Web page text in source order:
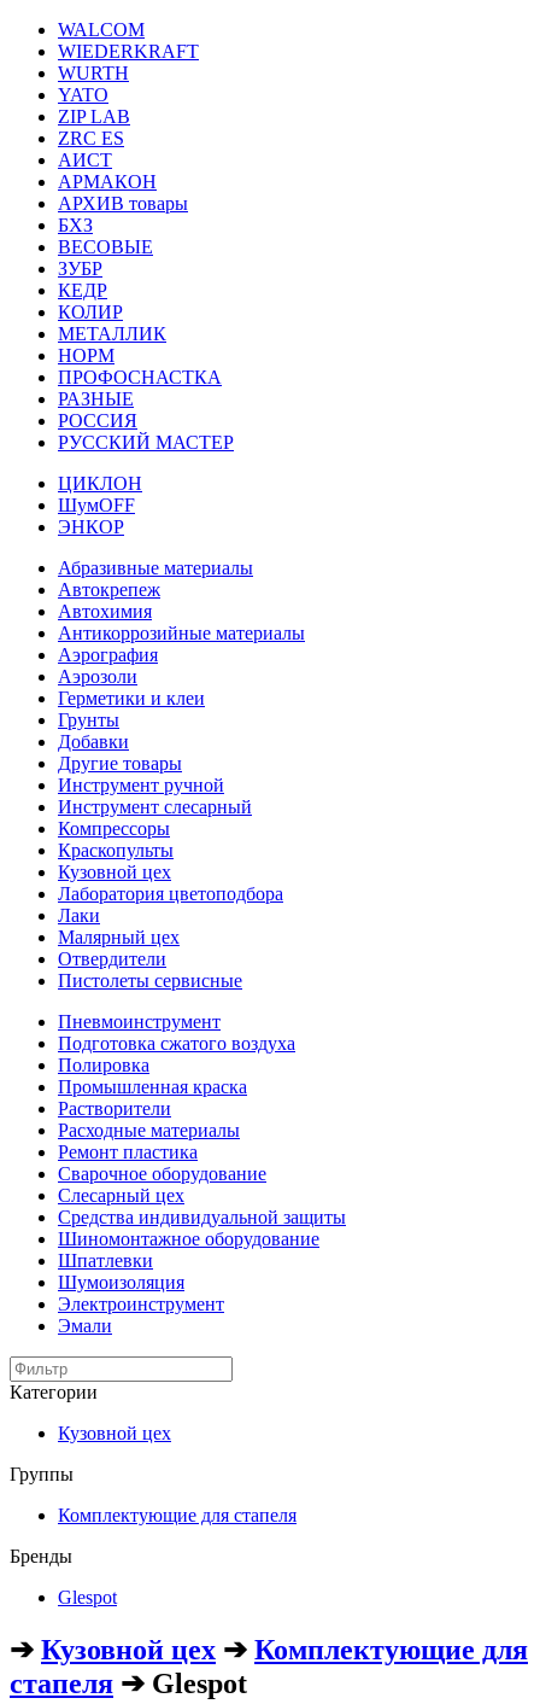
WALCOM
WIEDERKRAFT
WURTH
YATO
ZIP LAB
ZRC ES
АИСТ
АРМАКОН
АРХИВ товары
БХЗ
ВЕСОВЫЕ
ЗУБР
КЕДР
КОЛИР
МЕТАЛЛИК
НОРМ
ПРОФОСНАСТКА
РАЗНЫЕ
РОССИЯ
РУССКИЙ МАСТЕР
ЦИКЛОН
ШумOFF
ЭНКОР
Абразивные материалы
Автокрепеж
Автохимия
Антикоррозийные материалы
Аэрография
Аэрозоли
Герметики и клеи
Грунты
Добавки
Другие товары
Инструмент ручной
Инструмент слесарный
Компрессоры
Краскопульты
Кузовной цех
Лаборатория цветоподбора
Лаки
Малярный цех
Отвердители
Пистолеты сервисные
Пневмоинструмент
Подготовка сжатого воздуха
Полировка
Промышленная краска
Растворители
Расходные материалы
Ремонт пластика
Сварочное оборудование
Слесарный цех
Средства индивидуальной защиты
Шиномонтажное оборудование
Шпатлевки
Шумоизоляция
Электроинструмент
Эмали
Категории
Кузовной цех
Группы
Комплектующие для стапеля
Бренды
Glespot
➔ Кузовной цех ➔ Комплектующие для
стапеля ➔ Glespot